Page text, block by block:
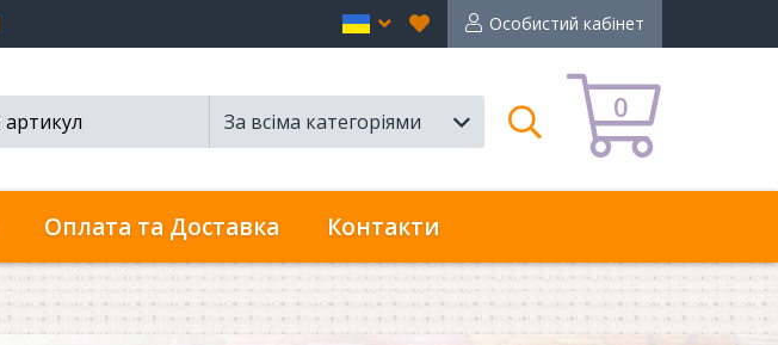
Особистий кабінет
Вибране
en
0
За всіма категоріями
Пошук
Оплата та Доставка Контакти